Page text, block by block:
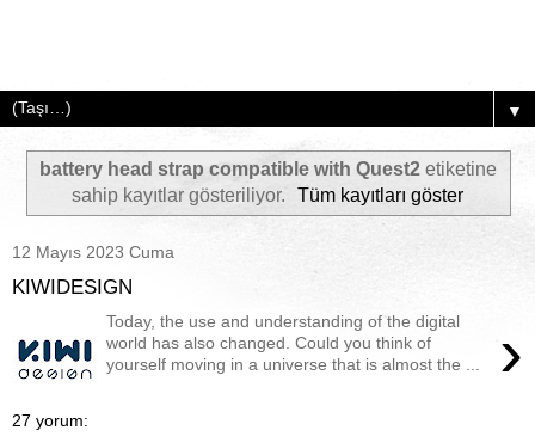
▼
battery head strap compatible with Quest2etiketine
sahip kayıtlar gösteriliyor.
Tüm kayıtları göster
12 Mayıs 2023 Cuma
KIWIDESIGN
›
Today, the use and understanding of the digital
world has also changed. Could you think of
yourself moving in a universe that is almost the ...
27 yorum: